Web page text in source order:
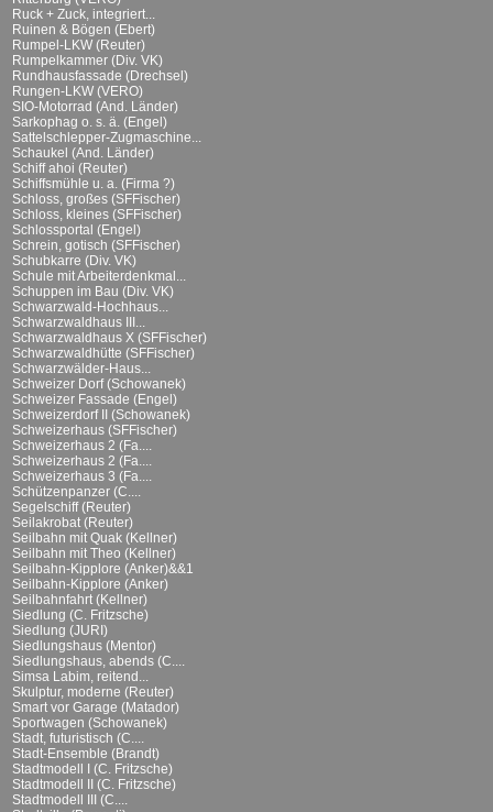
Ruck + Zuck, integriert...
Ruinen & Bögen (Ebert)
Rumpel-LKW (Reuter)
Rumpelkammer (Div. VK)
Rundhausfassade (Drechsel)
Rungen-LKW (VERO)
SIO-Motorrad (And. Länder)
Sarkophag o. s. ä. (Engel)
Sattelschlepper-Zugmaschine...
Schaukel (And. Länder)
Schiff ahoi (Reuter)
Schiffsmühle u. a. (Firma ?)
Schloss, großes (SFFischer)
Schloss, kleines (SFFischer)
Schlossportal (Engel)
Schrein, gotisch (SFFischer)
Schubkarre (Div. VK)
Schule mit Arbeiterdenkmal...
Schuppen im Bau (Div. VK)
Schwarzwald-Hochhaus...
Schwarzwaldhaus III...
Schwarzwaldhaus X (SFFischer)
Schwarzwaldhütte (SFFischer)
Schwarzwälder-Haus...
Schweizer Dorf (Schowanek)
Schweizer Fassade (Engel)
Schweizerdorf II (Schowanek)
Schweizerhaus (SFFischer)
Schweizerhaus 2 (Fa....
Schweizerhaus 2 (Fa....
Schweizerhaus 3 (Fa....
Schützenpanzer (C....
Segelschiff (Reuter)
Seilakrobat (Reuter)
Seilbahn mit Quak (Kellner)
Seilbahn mit Theo (Kellner)
Seilbahn-Kipplore (Anker)&&1
Seilbahn-Kipplore (Anker)
Seilbahnfahrt (Kellner)
Siedlung (C. Fritzsche)
Siedlung (JURI)
Siedlungshaus (Mentor)
Siedlungshaus, abends (C....
Simsa Labim, reitend...
Skulptur, moderne (Reuter)
Smart vor Garage (Matador)
Sportwagen (Schowanek)
Stadt, futuristisch (C....
Stadt-Ensemble (Brandt)
Stadtmodell I (C. Fritzsche)
Stadtmodell II (C. Fritzsche)
Stadtmodell III (C....